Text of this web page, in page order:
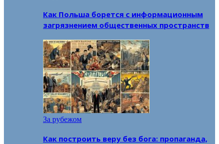
Как Польша борется с информационным
загрязнением общественных пространств
За рубежом
Как построить веру без бога: пропаганда,